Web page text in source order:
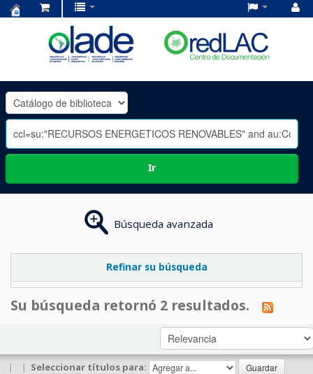
OLADE
-
Ir
Búsqueda avanzada
Refinar su búsqueda
Su búsqueda retornó 2 resultados.
| | Seleccionar títulos para: